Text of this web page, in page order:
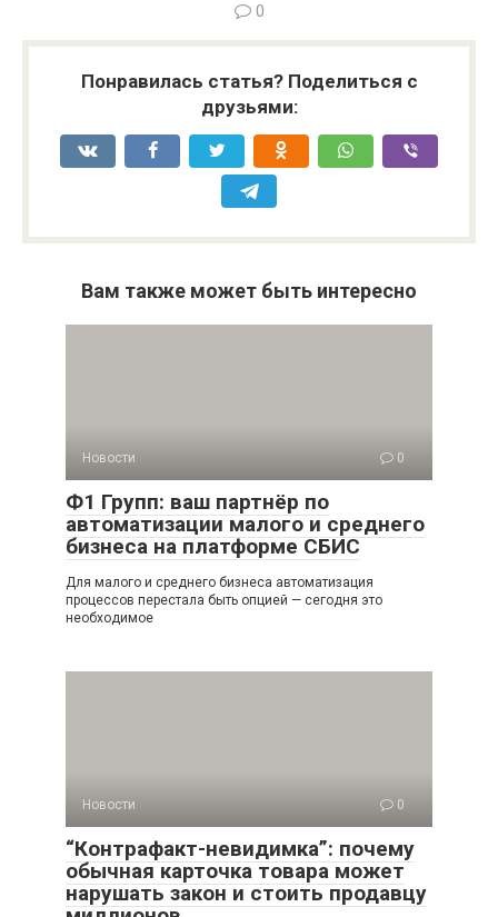
0
Понравилась статья? Поделиться с
друзьями:
Вам также может быть интересно
Новости 0
Ф1 Групп: ваш партнёр по
автоматизации малого и среднего
бизнеса на платформе СБИС
Для малого и среднего бизнеса автоматизация
процессов перестала быть опцией — сегодня это
необходимое
Новости 0
“Контрафакт-невидимка”: почему
обычная карточка товара может
нарушать закон и стоить продавцу